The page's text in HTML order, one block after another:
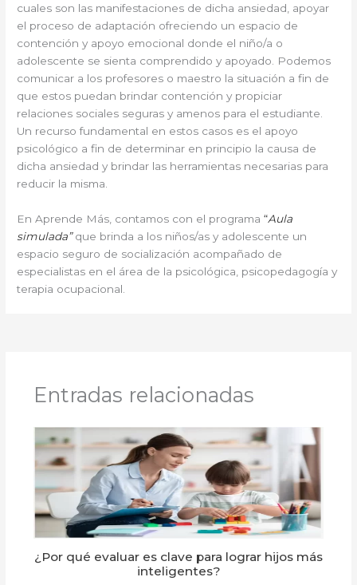
cuales son las manifestaciones de dicha ansiedad, apoyar
el proceso de adaptación ofreciendo un espacio de
contención y apoyo emocional donde el niño/a o
adolescente se sienta comprendido y apoyado. Podemos
comunicar a los profesores o maestro la situación a fin de
que estos puedan brindar contención y propiciar
relaciones sociales seguras y amenos para el estudiante.
Un recurso fundamental en estos casos es el apoyo
psicológico a fin de determinar en principio la causa de
dicha ansiedad y brindar las herramientas necesarias para
reducir la misma.
En Aprende Más, contamos con el programa “Aula
simulada”que brinda a los niños/as y adolescente un
espacio seguro de socialización acompañado de
especialistas en el área de la psicológica, psicopedagogía y
terapia ocupacional.
Entradas relacionadas
¿Por qué evaluar es clave para lograr hijos más
inteligentes?